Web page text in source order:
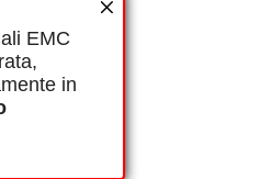
EMC
in